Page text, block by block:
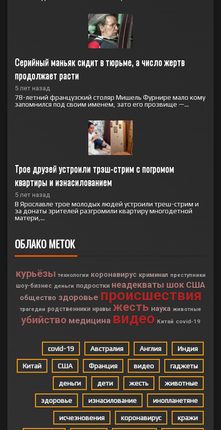
Серийный маньяк сидит в тюрьме, а число жертв
продолжает расти
5 лет назад
78-летний французский столяр Мишель Фурнире мало кому
запомнился под своим именем, зато его прозвище —...
Трое друзей устроили трэш-стрим с погромом
квартиры и изнасилованием
5 лет назад
В Ярославле трое молодых людей устроили треш-стрим и
за донаты зрителей разгромили квартиру многодетной
матери,...
ОБЛАКО МЕТОК
курьёзы технологии коронавирус криминал преступники
шоу-бизнес деньги подростки неадекваты шок США
общество здоровье происшествия
трагедии родственники нравы жесть наука животные
убийство медицина видео Китай covid-19
covid-19 Австралия Англия Индия
Китай США Франция видео гаджеты
деньги дети жесть животные
здоровье изнасилование инопланетяне
исчезновения коронавирус кражи